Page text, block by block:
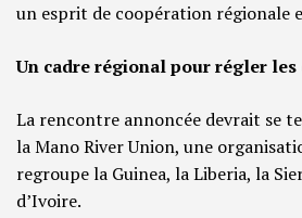
un esprit de coopération régionale
Un cadre régional pour régler
La rencontre annoncée devrait se
la Mano River Union, une
regroupe la Guinea, la Liberia, la
d’Ivoire.